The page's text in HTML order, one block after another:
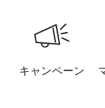
キャンペーン